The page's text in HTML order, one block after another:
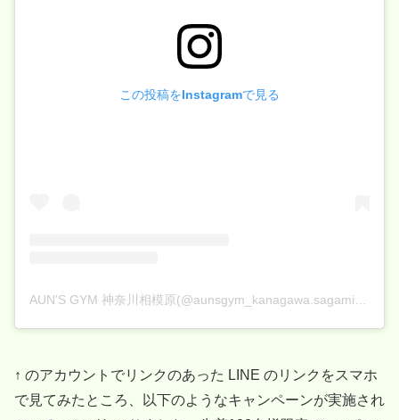
この投稿をInstagramで見る
↑ のアカウントでリンクのあった LINE のリンクをスマホ
で見てみたところ、以下のようなキャンペーンが実施され